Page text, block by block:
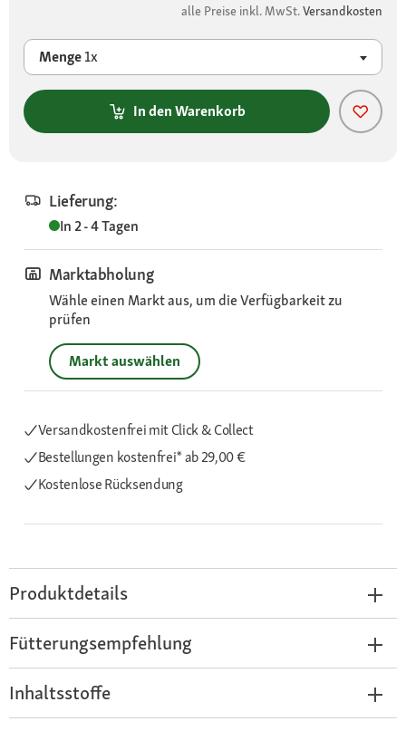
alle Preise inkl. MwSt.Versandkosten
Menge1x
In den Warenkorb
Lieferung:
In 2 - 4 Tagen
Marktabholung
Wähle einen Markt aus, um die Verfügbarkeit zu
prüfen
Markt auswählen
Versandkostenfrei mit Click & Collect
Bestellungen kostenfrei*ab 29,00 €
Kostenlose Rücksendung
Produktdetails
Fütterungsempfehlung
Inhaltsstoffe